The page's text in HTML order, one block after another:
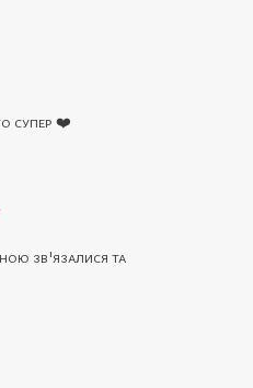
супер ❤️
зв'язалися та